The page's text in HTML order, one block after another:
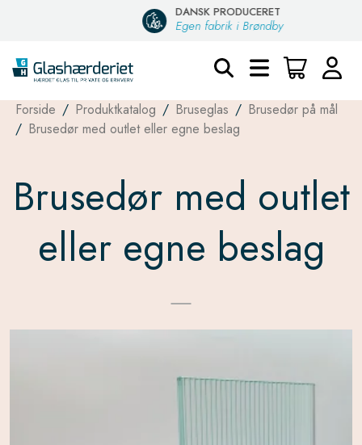
DANSK PRODUCERET
Egen fabrik i Brøndby
Forside / Produktkatalog / Bruseglas / Brusedør på mål
/ Brusedør med outlet eller egne beslag
Brusedør med outlet
eller egne beslag